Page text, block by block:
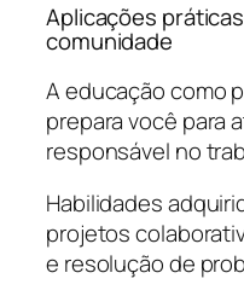
Aplicações
comunidade
A educação como
prepara você para
responsável no
Habilidades
projetos
e resolução de